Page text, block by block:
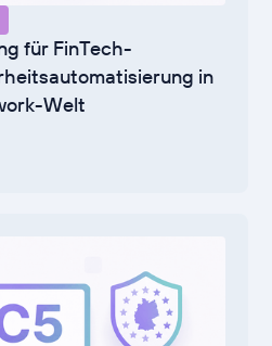
für FinTech-
in
Welt